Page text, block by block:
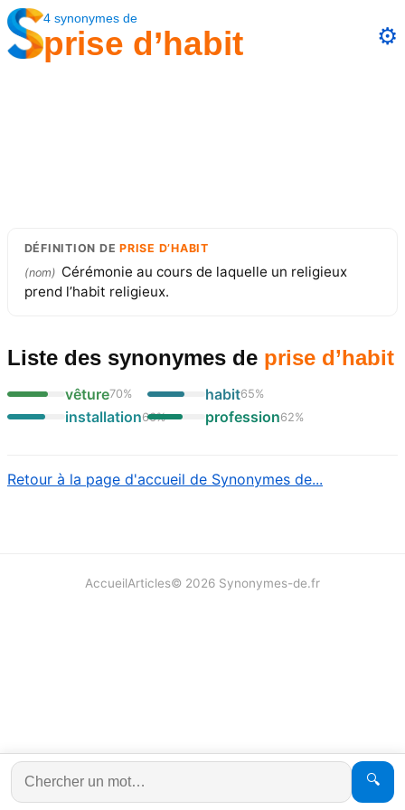
4synonymes de
prise d’habit ⚙️
DÉFINITION DEPRISE D’HABIT
(nom) Cérémonie au cours de laquelle un religieux
prend l’habit religieux.
Liste des synonymes de prise d’habit
vêture70%
installation66%
habit65%
profession62%
Retour à la page d'accueil de Synonymes de...
🔍
AccueilArticles© 2026 Synonymes-de.fr